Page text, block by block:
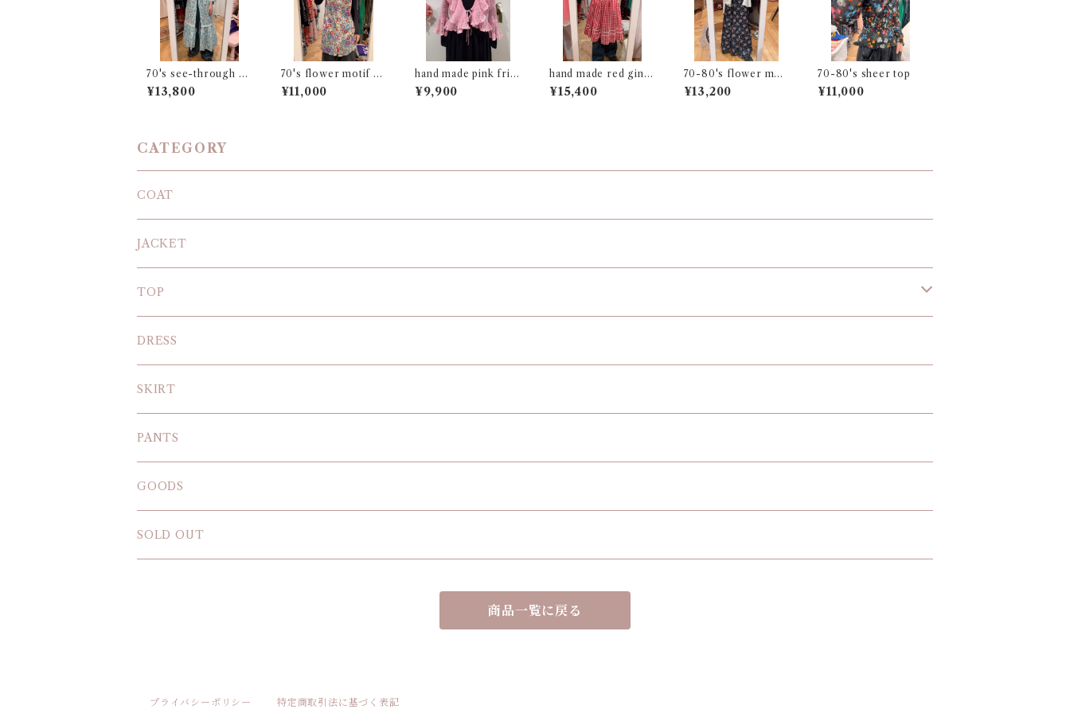
70's see-through dr
ess
¥13,800
70's flower motif s
mock
¥11,000
hand made pink frill
knit cardigan
¥9,900
hand made red ging
ham dress
¥15,400
70-80's flower moti
f long skirt
¥13,200
70-80's sheer top
¥11,000
CATEGORY
COAT
JACKET
TOP
KNIT
BLOUSE
T-SHIRT
SWEAT SHIRT
DRESS
SKIRT
PANTS
GOODS
SOLD OUT
商品一覧に戻る
プライバシーポリシー 特定商取引法に基づく表記